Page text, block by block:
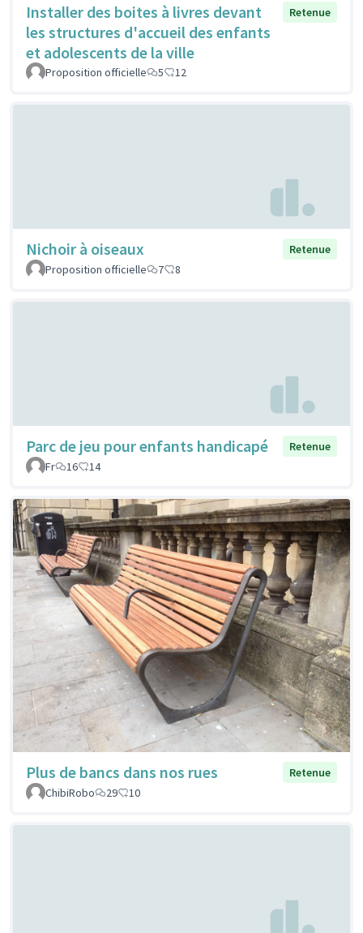
Installer des boites à livres devant
les structures d'accueil des enfants
et adolescents de la ville
Retenue
Proposition officielle 5 12
Nichoir à oiseaux
Retenue
Proposition officielle
7 8
Parc de jeu pour enfants handicapé
Retenue
Fr
16 14
Plus de bancs dans nos rues
Retenue
ChibiRobo
29 10